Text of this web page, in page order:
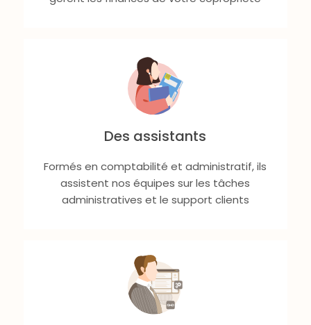
Des assistants
Formés en comptabilité et administratif, ils
assistent nos équipes sur les tâches
administratives et le support clients